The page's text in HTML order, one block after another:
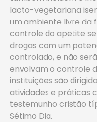
lacto-vegetariana
um ambiente livre da
controle do apetite
drogas com um
controlado, e não
envolvam o controle
instituições são
atividades e práticas
testemunho cristão
Sétimo Dia.